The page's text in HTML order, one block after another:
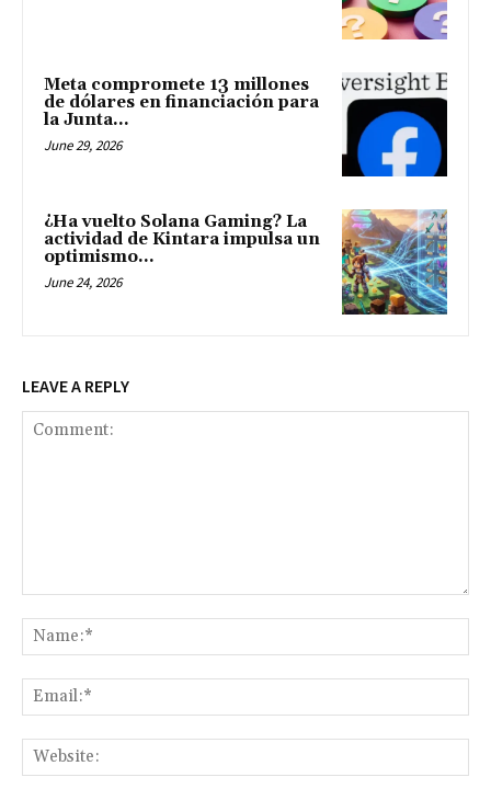
Meta compromete 13 millones
de dólares en financiación para
la Junta...
June 29, 2026
¿Ha vuelto Solana Gaming? La
actividad de Kintara impulsa un
optimismo...
June 24, 2026
LEAVE A REPLY